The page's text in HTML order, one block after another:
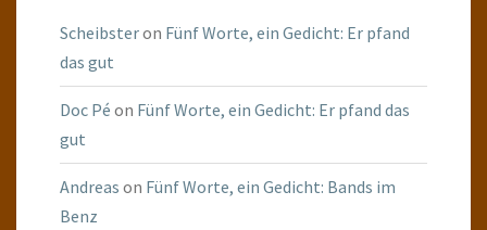
Scheibsteron Fünf Worte, ein Gedicht: Er pfand
das gut
Doc Pé on Fünf Worte, ein Gedicht: Er pfand das
gut
Andreas on Fünf Worte, ein Gedicht: Bands im
Benz